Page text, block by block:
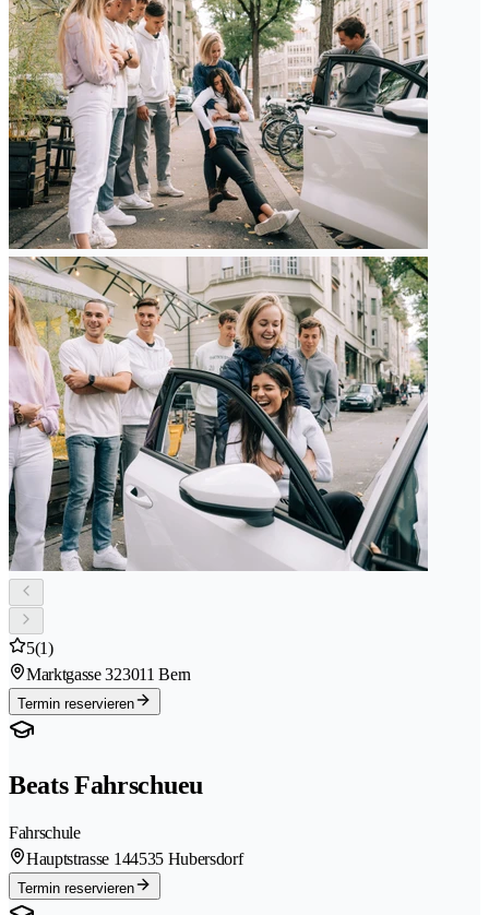
5(1)
Marktgasse 323011 Bern
Termin reservieren
Beats Fahrschueu
Fahrschule
Hauptstrasse 144535 Hubersdorf
Termin reservieren